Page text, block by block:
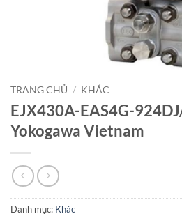
TRANG CHỦ / KHÁC
EJX430A-EAS4G-
Yokogawa Vietnam
Danh mục: Khác